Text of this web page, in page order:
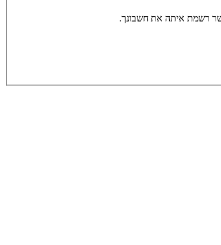
רשמת איתה את חשבונך.